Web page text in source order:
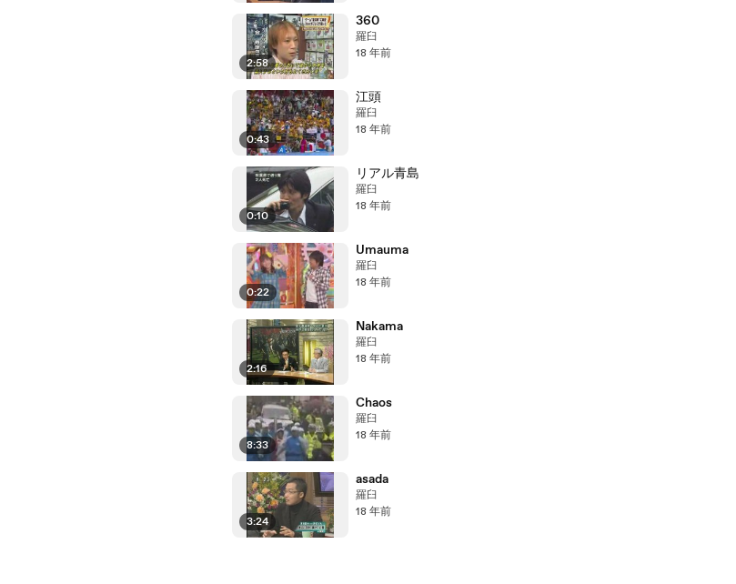
2:58
360
羅臼
18 年前
0:43
江頭
羅臼
18 年前
0:10
リアル青島
羅臼
18 年前
0:22
Umauma
羅臼
18 年前
2:16
Nakama
羅臼
18 年前
8:33
Chaos
羅臼
18 年前
3:24
asada
羅臼
18 年前